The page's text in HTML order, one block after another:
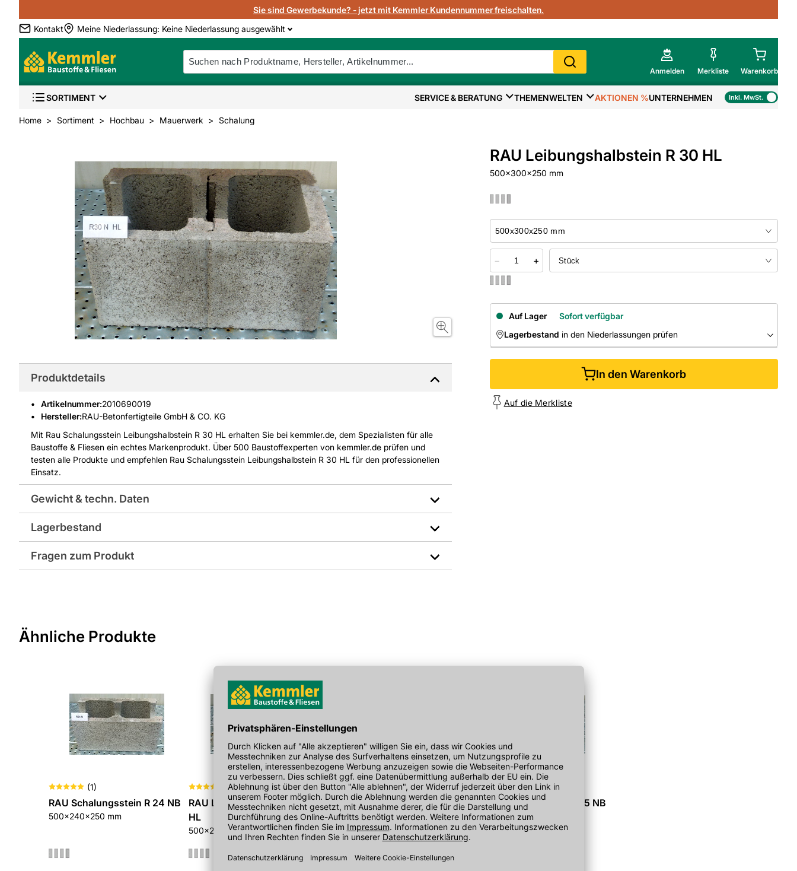
Sie sind Gewerbekunde? - jetzt mit Kemmler Kundennummer freischalten.
Kontakt
Meine Niederlassung: Keine Niederlassung ausgewählt
Anmelden Merkliste Warenkorb
Mein Warenkorb
SORTIMENT SERVICE & BERATUNG THEMENWELTEN AKTIONEN %UNTERNEHMEN Inkl. MwSt.
Home Sortiment Hochbau Mauerwerk Schalung
RAU Leibungshalbstein R 30 HL
500x300x250 mm
− +
Auf Lager
Sofort verfügbar
Lagerbestand in den Niederlassungen prüfen
NIEDERLASSUNGEN
In den Warenkorb
Auf die Merkliste
Produktdetails
Artikelnummer:2010690019
Hersteller:RAU-Betonfertigteile GmbH & CO. KG
Mit Rau Schalungsstein Leibungshalbstein R 30 HL erhalten Sie bei kemmler.de, dem Spezialisten für alle
Baustoffe & Fliesen ein echtes Markenprodukt. Über 500 Baustoffexperten von kemmler.de prüfen und
testen alle Produkte und empfehlen Rau Schalungsstein Leibungshalbstein R 30 HL für den professionellen
Einsatz.
Gewicht & techn. Daten
Abmessungen in mm: 500x300x250
Breite in mm: 300
Lagerbestand
Fragen zum Produkt
Ähnliche Produkte
(1)
RAU Schalungsstein R 24 NB
500x240x250 mm
(1)
RAU Leibungshalbstein R 24
HL
500x240x250 mm
RAU Schalungsstein R 30 NB
500x300x250 mm
RAU Schalungsstein R 17,5 NB
500x175x250 mm